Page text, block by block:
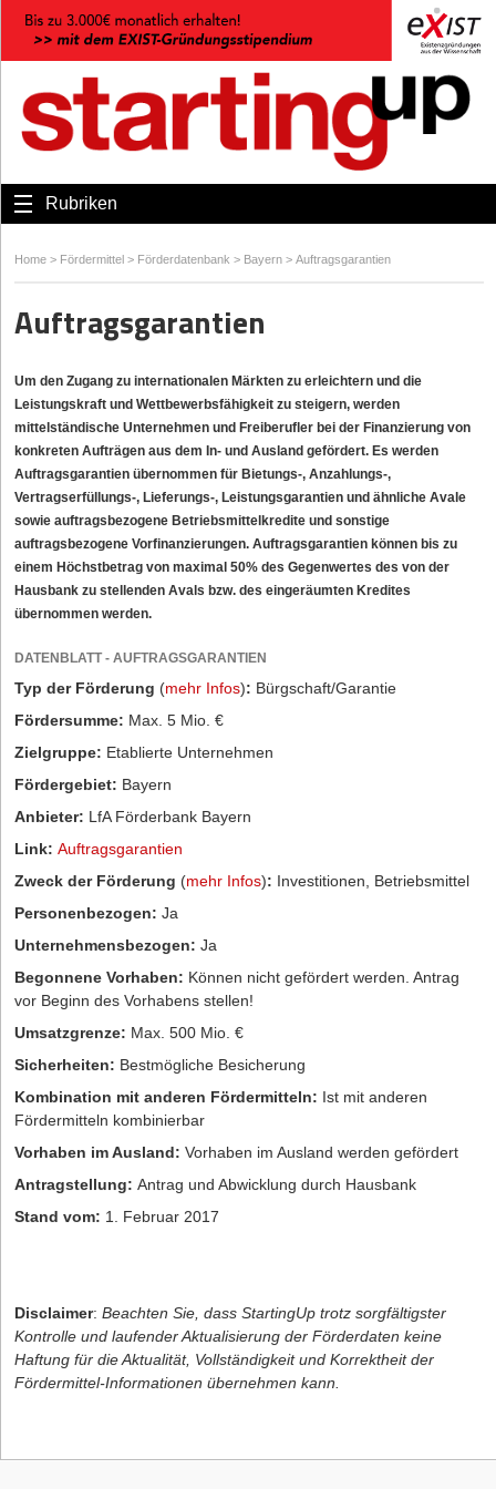
Rubriken
Home > Fördermittel > Förderdatenbank > Bayern > Auftragsgarantien
Auftragsgarantien
Um den Zugang zu internationalen Märkten zu erleichtern und die
Leistungs­kraft und Wettbewerbs­fähigkeit zu steigern, werden
mittelständische Unternehmen und Freiberufler bei der Finanzierung von
konkreten Aufträgen aus dem In- und Ausland gefördert. Es werden
Auftragsgarantien übernommen für Bietungs-, Anzahlungs-,
Vertragserfüllungs-, Lieferungs-, Leistungsgarantien und ähnliche Avale
sowie auftragsbezogene Betriebsmittelkredite und sonstige
auftragsbezogene Vorfinanzierungen. Auftragsgarantien können bis zu
einem Höchstbetrag von maximal 50% des Gegenwertes des von der
Hausbank zu stellenden Avals bzw. des eingeräumten Kredites
übernommen werden.
DATENBLATT - AUFTRAGSGARANTIEN
Typ der Förderung (mehr Infos): Bürgschaft/Garantie
Fördersumme: Max. 5 Mio. €
Zielgruppe: Etablierte Unternehmen
Fördergebiet: Bayern
Anbieter: LfA Förderbank Bayern
Link: Auftragsgarantien
Zweck der Förderung (mehr Infos): Investitionen, Betriebsmittel
Personenbezogen: Ja
Unternehmensbezogen: Ja
Begonnene Vorhaben: Können nicht gefördert werden. Antrag
vor Beginn des Vorhabens stellen!
Umsatzgrenze: Max. 500 Mio. €
Sicherheiten: Bestmögliche Besicherung
Kombination mit anderen Fördermitteln: Ist mit anderen
Fördermitteln kombinierbar
Vorhaben im Ausland: Vorhaben im Ausland werden gefördert
Antragstellung: Antrag und Abwicklung durch Hausbank
Stand vom: 1. Februar 2017
Disclaimer: Beachten Sie, dass StartingUp trotz sorgfältigster
Kontrolle und laufender Aktualisierung der Förderdaten keine
Haftung für die Aktualität, Vollständigkeit und Korrektheit der
Fördermittel-Informationen übernehmen kann.